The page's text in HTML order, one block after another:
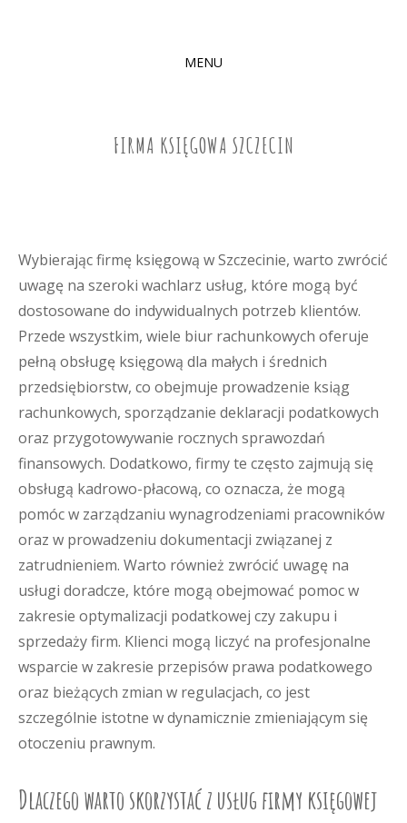
MENU
FIRMA KSIĘGOWA SZCZECIN
Wybierając firmę księgową w Szczecinie, warto zwrócić
uwagę na szeroki wachlarz usług, które mogą być
dostosowane do indywidualnych potrzeb klientów.
Przede wszystkim, wiele biur rachunkowych oferuje
pełną obsługę księgową dla małych i średnich
przedsiębiorstw, co obejmuje prowadzenie ksiąg
rachunkowych, sporządzanie deklaracji podatkowych
oraz przygotowywanie rocznych sprawozdań
finansowych. Dodatkowo, firmy te często zajmują się
obsługą kadrowo-płacową, co oznacza, że mogą
pomóc w zarządzaniu wynagrodzeniami pracowników
oraz w prowadzeniu dokumentacji związanej z
zatrudnieniem. Warto również zwrócić uwagę na
usługi doradcze, które mogą obejmować pomoc w
zakresie optymalizacji podatkowej czy zakupu i
sprzedaży firm. Klienci mogą liczyć na profesjonalne
wsparcie w zakresie przepisów prawa podatkowego
oraz bieżących zmian w regulacjach, co jest
szczególnie istotne w dynamicznie zmieniającym się
otoczeniu prawnym.
Dlaczego warto skorzystać z usług firmy księgowej